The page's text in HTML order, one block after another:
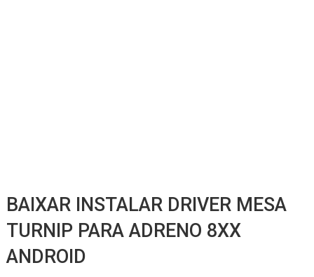
BAIXAR INSTALAR DRIVER MESA
TURNIP PARA ADRENO 8XX
ANDROID